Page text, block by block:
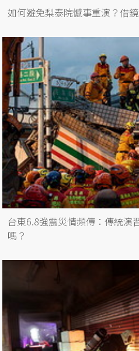
如何避免梨泰院憾事重演？借
台東6.8強震災情頻傳：傳統演
嗎？